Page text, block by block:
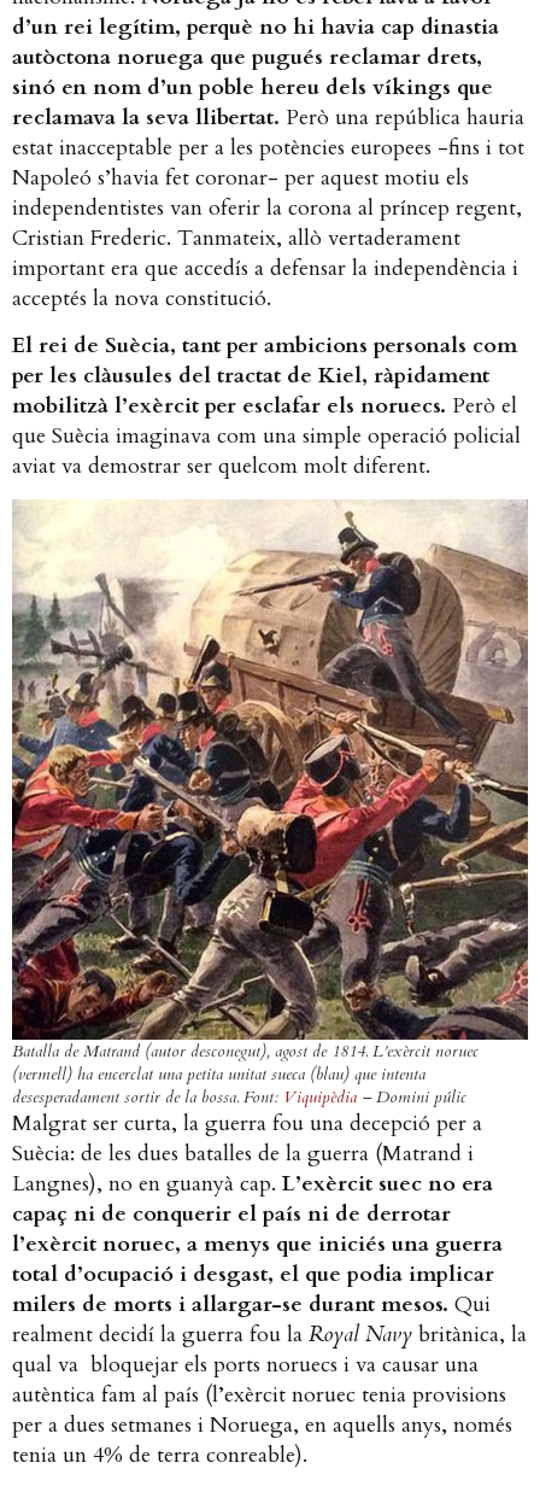
d’un rei legítim, perquè no hi havia cap dinastia
autòctona noruega que pugués reclamar drets,
sinó en nom d’un poble hereu dels víkings que
reclamava la seva llibertat. Però una república hauria
estat inacceptable per a les potències europees -fins i tot
Napoleó s’havia fet coronar- per aquest motiu els
independentistes van oferir la corona al príncep regent,
Cristian Frederic. Tanmateix, allò vertaderament
important era que accedís a defensar la independència i
acceptés la nova constitució.
El rei de Suècia, tant per ambicions personals com
per les clàusules del tractat de Kiel, ràpidament
mobilitzà l’exèrcit per esclafar els noruecs. Però el
que Suècia imaginava com una simple operació policial
aviat va demostrar ser quelcom molt diferent.
Batalla de Matrand (autor desconegut), agost de 1814. L’exèrcit noruec
(vermell) ha encerclat una petita unitat sueca (blau) que intenta
desesperadament sortir de la bossa. Font: Viquipèdia – Domini púlic
Malgrat ser curta, la guerra fou una decepció per a
Suècia: de les dues batalles de la guerra (Matrand i
Langnes), no en guanyà cap. L’exèrcit suec no era
capaç ni de conquerir el país ni de derrotar
l’exèrcit noruec, a menys que iniciés una guerra
total d’ocupació i desgast, el que podia implicar
milers de morts i allargar-se durant mesos. Qui
realment decidí la guerra fou la Royal Navy britànica, la
qual va bloquejar els ports noruecs i va causar una
autèntica fam al país (l’exèrcit noruec tenia provisions
per a dues setmanes i Noruega, en aquells anys, només
tenia un 4% de terra conreable).